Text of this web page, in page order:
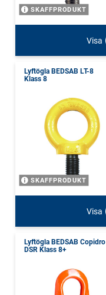
SKAFFPRODUKT
Visa
Lyftögla BEDSAB LT-8
Klass 8
SKAFFPRODUKT
Visa
Lyftögla BEDSAB Copidro
DSR Klass 8+